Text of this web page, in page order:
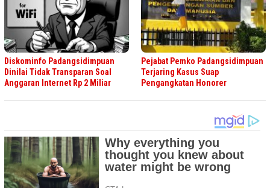
Diskominfo Padangsidimpuan
Dinilai Tidak Transparan Soal
Anggaran Internet Rp 2 Miliar
Pejabat Pemko Padangsidimpuan
Terjaring Kasus Suap
Pengangkatan Honorer